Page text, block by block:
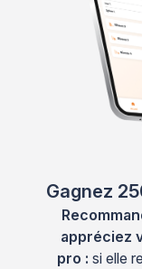
Gagnez
appréciez
pro : si elle